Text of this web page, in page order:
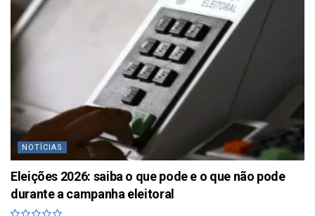
NOTÍCIAS
Eleições 2026: saiba o que pode e o que não pode
durante a campanha eleitoral